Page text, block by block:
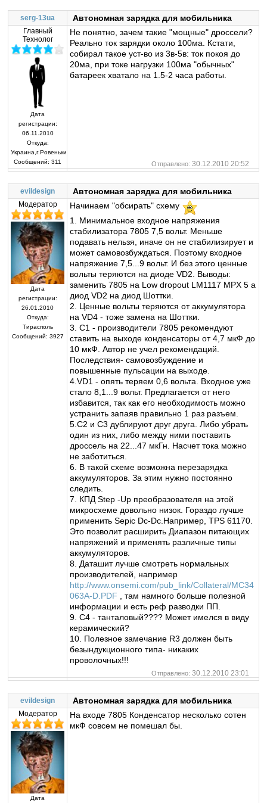
serg-13ua Автономная зарядка для мобильника
Главный
Технолог
Дата
регистрации:
06.11.2010
Откуда:
Украина,г.Ровеньки
Сообщений: 311
Не понятно, зачем такие "мощные" дроссели?
Реально ток зарядки около 100ма. Кстати,
собирал такое уст-во из 3в-5в: ток покоя до
20ма, при токе нагрузки 100ма "обычных"
батареек хватало на 1.5-2 часа работы.
Отправлено: 30.12.2010 20:52
evildesign Автономная зарядка для мобильника
Модератор
Дата
регистрации:
26.01.2010
Откуда:
Тирасполь
Сообщений: 3927
Начинаем "обсирать" схему
1. Минимальное входное напряжения
стабилизатора 7805 7,5 вольт. Меньше
подавать нельзя, иначе он не стабилизирует и
может самовозбуждаться. Поэтому входное
напряжение 7,5...9 вольт. И без этого ценные
вольты теряются на диоде VD2. Выводы:
заменить 7805 на Low dropout LM1117 MPX 5 а
диод VD2 на диод Шоттки.
2. Ценные вольты теряются от аккумулятора
на VD4 - тоже замена на Шоттки.
3. С1 - производители 7805 рекомендуют
ставить на выходе конденсаторы от 4,7 мкФ до
10 мкФ. Автор не учел рекомендаций.
Последствия- самовозбуждение и
повышенные пульсации на выходе.
4.VD1 - опять теряем 0,6 вольта. Входное уже
стало 8,1...9 вольт. Предлагается от него
избавится, так как его необходимость можно
устранить запаяв правильно 1 раз разъем.
5.С2 и С3 дублируют друг друга. Либо убрать
один из них, либо между ними поставить
дроссель на 22...47 мкГн. Насчет тока можно
не заботиться.
6. В такой схеме возможна перезарядка
аккумуляторов. За этим нужно постоянно
следить.
7. КПД Step -Up преобразователя на этой
микросхеме довольно низок. Гораздо лучше
применить Sepic Dc-Dc.Например, TPS 61170.
Это позволит расширить Диапазон питающих
напряжений и применять различные типы
аккумуляторов.
8. Даташит лучше смотреть нормальных
производителей, например
http://www.onsemi.com/pub_link/Collateral/MC34
063A-D.PDF , там намного больше полезной
информации и есть реф разводки ПП.
9. С4 - танталовый???? Может имелся в виду
керамический?
10. Полезное замечание R3 должен быть
безындукционного типа- никаких
проволочных!!!
Отправлено: 30.12.2010 23:01
evildesign Автономная зарядка для мобильника
Модератор
Дата
На входе 7805 Конденсатор несколько сотен
мкФ совсем не помешал бы.